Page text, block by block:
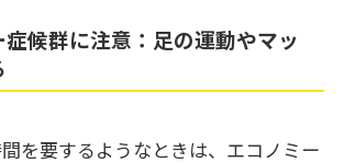
候群に注意：足の運動やマッ
を要するようなときは、エコノミー